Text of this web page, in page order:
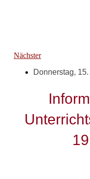
Nächster
Donnerstag,